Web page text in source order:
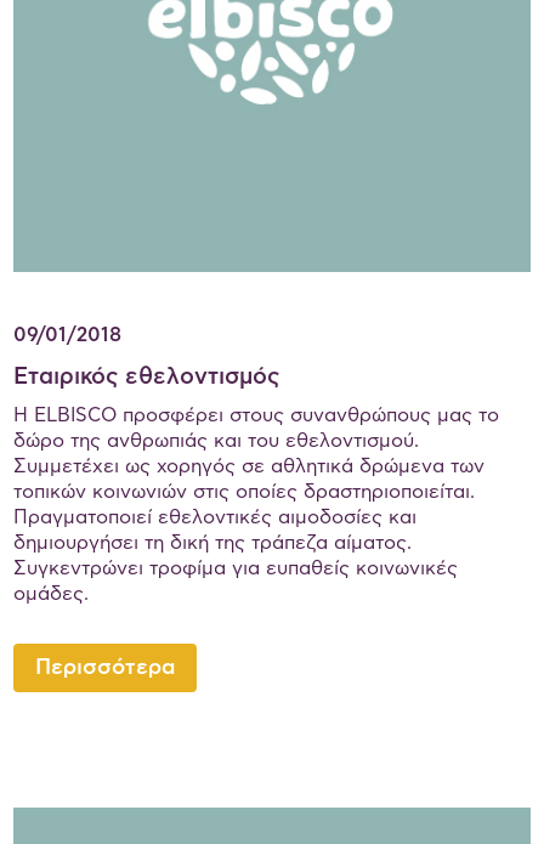
09/01/2018
Εταιρικός εθελοντισμός
Η ELBISCO προσφέρει στους συνανθρώπους μας το
δώρο της ανθρωπιάς και του εθελοντισμού.
Συμμετέχει ως χορηγός σε αθλητικά δρώμενα των
τοπικών κοινωνιών στις οποίες δραστηριοποιείται.
Πραγματοποιεί εθελοντικές αιμοδοσίες και
δημιουργήσει τη δική της τράπεζα αίματος.
Συγκεντρώνει τροφίμα για ευπαθείς κοινωνικές
ομάδες.
Περισσότερα